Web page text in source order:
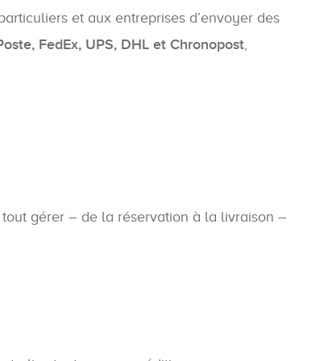
et aux entreprises d’envoyer des
FedEx, UPS, DHL et Chronopost,
gérer – de la réservation à la livraison –